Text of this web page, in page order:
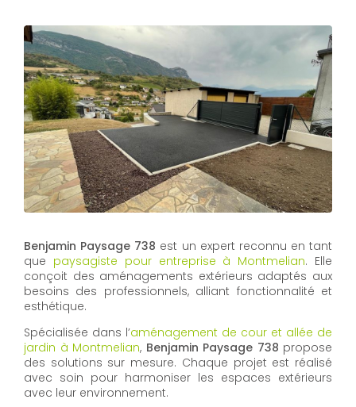
Benjamin Paysage 738 est un expert reconnu en tant
que paysagiste pour entreprise à Montmelian. Elle
conçoit des aménagements extérieurs adaptés aux
besoins des professionnels, alliant fonctionnalité et
esthétique.
Spécialisée dans l’aménagement de cour et allée de
jardin à Montmelian, Benjamin Paysage 738 propose
des solutions sur mesure. Chaque projet est réalisé
avec soin pour harmoniser les espaces extérieurs
avec leur environnement.